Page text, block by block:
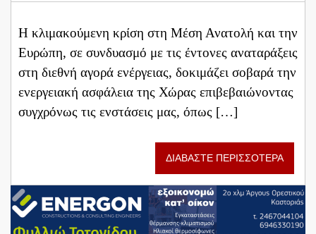
Η κλιμακούμενη κρίση στη Μέση Ανατολή και την
Ευρώπη, σε συνδυασμό με τις έντονες αναταράξεις
στη διεθνή αγορά ενέργειας, δοκιμάζει σοβαρά την
ενεργειακή ασφάλεια της Χώρας επιβεβαιώνοντας
συγχρόνως τις ενστάσεις μας, όπως […]
ΔΙΑΒΑΣΤΕ ΠΕΡΙΣΣΟΤΕΡΑ